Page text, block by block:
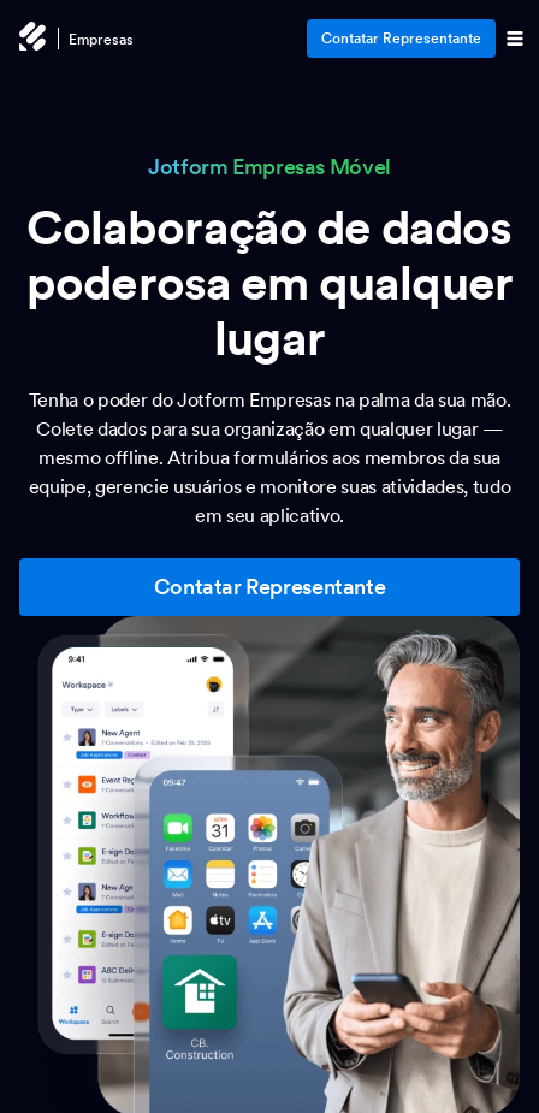
Empresas Contatar Representante
Jotform Empresas Móvel
Colaboração de dados
poderosa em qualquer
lugar
Tenha o poder do Jotform Empresas na palma da sua mão.
Colete dados para sua organização em qualquer lugar —
mesmo offline. Atribua formulários aos membros da sua
equipe, gerencie usuários e monitore suas atividades, tudo
em seu aplicativo.
Contatar Representante